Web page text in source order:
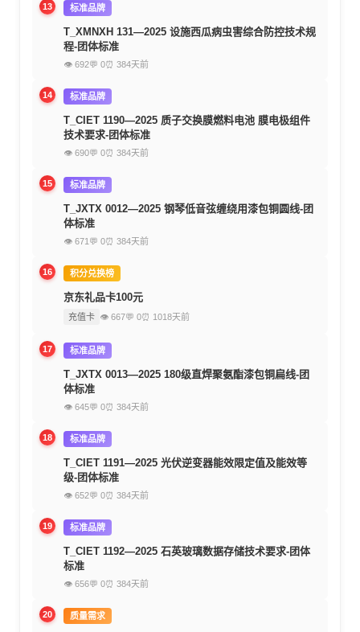
13 标准品牌
T_XMNXH 131—2025 设施西瓜病虫害综合防控技术规
程-团体标准
👁 692💬 0⏰ 384天前
14 标准品牌
T_CIET 1190—2025 质子交换膜燃料电池 膜电极组件
技术要求-团体标准
👁 690💬 0⏰ 384天前
15 标准品牌
T_JXTX 0012—2025 钢琴低音弦缠绕用漆包铜圆线-团
体标准
👁 671 💬 0⏰ 384天前
16 积分兑换榜
京东礼品卡100元
充值卡 👁 667💬 0⏰ 1018天前
17 标准品牌
T_JXTX 0013—2025 180级直焊聚氨酯漆包铜扁线-团
体标准
👁 645💬 0⏰ 384天前
18 标准品牌
T_CIET 1191—2025 光伏逆变器能效限定值及能效等
级-团体标准
👁 652💬 0⏰ 384天前
19 标准品牌
T_CIET 1192—2025 石英玻璃数据存储技术要求-团体
标准
👁 656💬 0⏰ 384天前
20 质量需求